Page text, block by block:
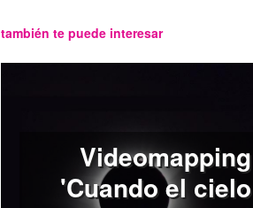
también te puede interesar
Videomapping
'Cuando el cielo